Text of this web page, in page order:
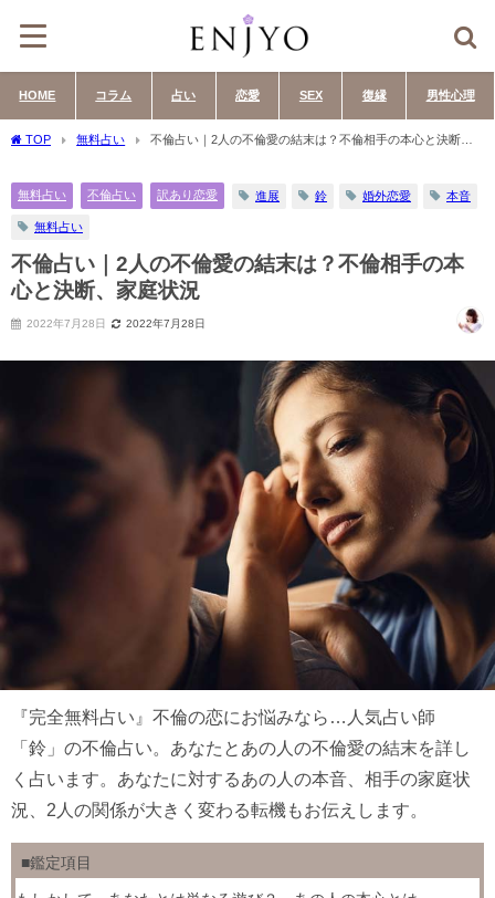
HOME コラム 占い 恋愛 SEX 復縁 男性心理
TOP 無料占い
不倫占い｜2人の不倫愛の結末は？不倫相手の本心と決断、
無料占い 不倫占い 訳あり恋愛 進展 鈴 婚外恋愛 本音
無料占い
不倫占い｜2人の不倫愛の結末は？不倫相手の本
心と決断、家庭状況
2022年7月28日 2022年7月28日
『完全無料占い』不倫の恋にお悩みなら…人気占い師
「鈴」の不倫占い。あなたとあの人の不倫愛の結末を詳し
く占います。あなたに対するあの人の本音、相手の家庭状
況、2人の関係が大きく変わる転機もお伝えします。
■鑑定項目